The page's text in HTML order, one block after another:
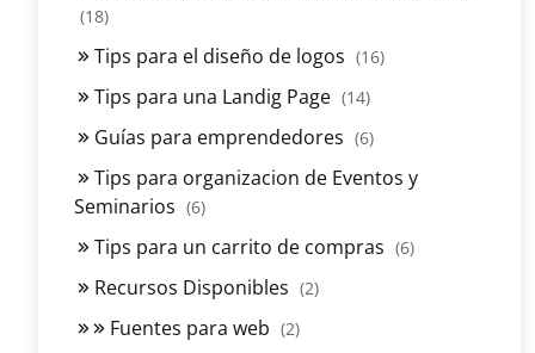
(18)
Tips para el diseño de logos (16)
Tips para una Landig Page (14)
Guías para emprendedores (6)
Tips para organizacion de Eventos y
Seminarios (6)
Tips para un carrito de compras (6)
Recursos Disponibles (2)
Fuentes para web (2)